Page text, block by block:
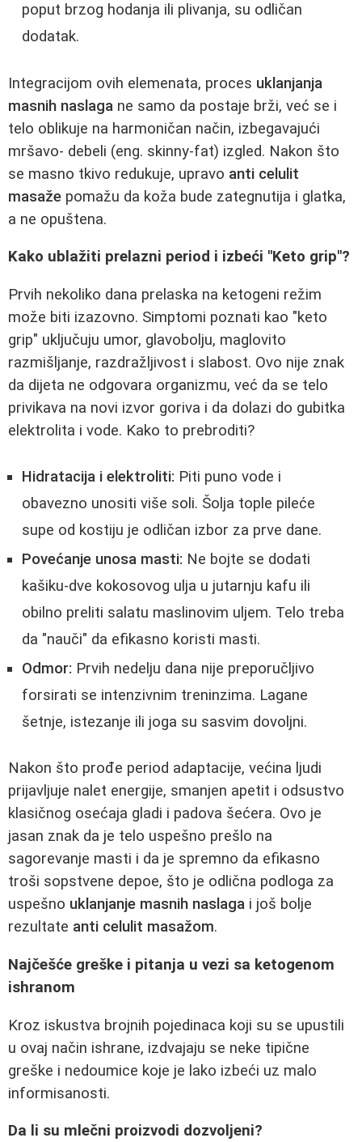
poput brzog hodanja ili plivanja, su odličan
dodatak.
Integracijom ovih elemenata, proces uklanjanja
masnih naslaga ne samo da postaje brži, već se i
telo oblikuje na harmoničan način, izbegavajući
mršavo- debeli (eng. skinny-fat) izgled. Nakon što
se masno tkivo redukuje, upravo anti celulit
masaže pomažu da koža bude zategnutija i glatka,
a ne opuštena.
Kako ublažiti prelazni period i izbeći "Keto grip"?
Prvih nekoliko dana prelaska na ketogeni režim
može biti izazovno. Simptomi poznati kao "keto
grip" uključuju umor, glavobolju, maglovito
razmišljanje, razdražljivost i slabost. Ovo nije znak
da dijeta ne odgovara organizmu, već da se telo
privikava na novi izvor goriva i da dolazi do gubitka
elektrolita i vode. Kako to prebroditi?
Hidratacija i elektroliti: Piti puno vode i
obavezno unositi više soli. Šolja tople pileće
supe od kostiju je odličan izbor za prve dane.
Povećanje unosa masti: Ne bojte se dodati
kašiku-dve kokosovog ulja u jutarnju kafu ili
obilno preliti salatu maslinovim uljem. Telo treba
da "nauči" da efikasno koristi masti.
Odmor: Prvih nedelju dana nije preporučljivo
forsirati se intenzivnim treninzima. Lagane
šetnje, istezanje ili joga su sasvim dovoljni.
Nakon što prođe period adaptacije, većina ljudi
prijavljuje nalet energije, smanjen apetit i odsustvo
klasičnog osećaja gladi i padova šećera. Ovo je
jasan znak da je telo uspešno prešlo na
sagorevanje masti i da je spremno da efikasno
troši sopstvene depoe, što je odlična podloga za
uspešno uklanjanje masnih naslaga i još bolje
rezultate anti celulit masažom.
Najčešće greške i pitanja u vezi sa ketogenom
ishranom
Kroz iskustva brojnih pojedinaca koji su se upustili
u ovaj način ishrane, izdvajaju se neke tipične
greške i nedoumice koje je lako izbeći uz malo
informisanosti.
Da li su mlečni proizvodi dozvoljeni?